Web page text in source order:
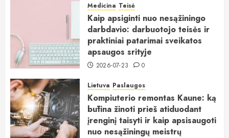
Medicina Teisė
Kaip apsiginti nuo nesąžiningo
darbdavio: darbuotojo teisės ir
praktiniai patarimai sveikatos
apsaugos srityje
2026-07-23 0
Lietuva Paslaugos
Kompiuterio remontas Kaune: ką
būtina žinoti prieš atiduodant
įrenginį taisyti ir kaip apsisaugoti
nuo nesąžiningų meistrų